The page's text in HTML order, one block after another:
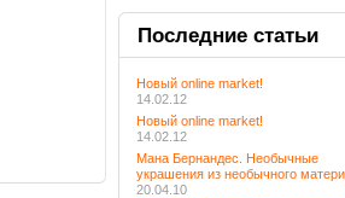
Последниестатьи
Новый online market!
14.02.12
Новый online market!
14.02.12
Мана Бернандес. Необычные
украшения из необычного
20.04.10